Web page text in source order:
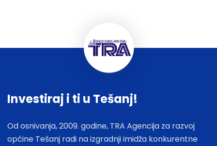
Investiraj i ti u Tešanj!
Od osnivanja, 2009. godine, TRA Agencija za razvoj
općine Tešanj radi na izgradnji imidža konkurentne